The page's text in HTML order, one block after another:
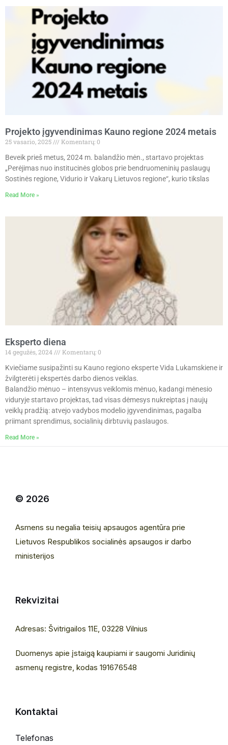
Projekto įgyvendinimas Kauno regione 2024 metais
25 vasario, 2025
Komentarų: 0
Beveik prieš metus, 2024 m. balandžio mėn., startavo projektas
„Perėjimas nuo institucinės globos prie bendruomeninių paslaugų
Sostinės regione, Vidurio ir Vakarų Lietuvos regione“, kurio tikslas
Read More »
Eksperto diena
14 gegužės, 2024
Komentarų: 0
Kviečiame susipažinti su Kauno regiono eksperte Vida Lukamskiene ir
žvilgterėti į ekspertės darbo dienos veiklas.
Balandžio mėnuo – intensyvus veiklomis mėnuo, kadangi mėnesio
viduryje startavo projektas, tad visas dėmesys nukreiptas į naujų
veiklų pradžią: atvejo vadybos modelio įgyvendinimas, pagalba
priimant sprendimus, socialinių dirbtuvių paslaugos.
Read More »
© 2026
Asmens su negalia teisių apsaugos agentūra prie
Lietuvos Respublikos socialinės apsaugos ir darbo
ministerijos
Rekvizitai
Adresas: Švitrigailos 11E, 03228 Vilnius
Duomenys apie įstaigą kaupiami ir saugomi Juridinių
asmenų registre, kodas 191676548
Kontaktai
Telefonas